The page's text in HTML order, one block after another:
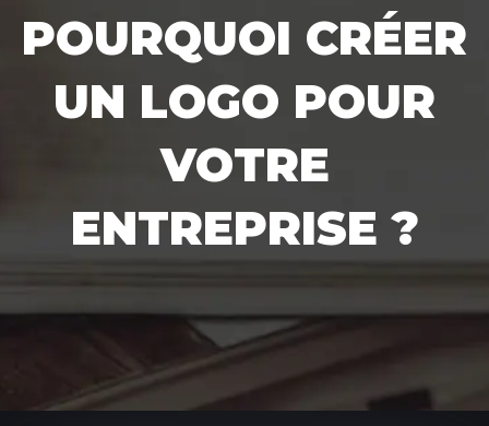
POURQUOI CRÉER
UN LOGO POUR
VOTRE
ENTREPRISE ?